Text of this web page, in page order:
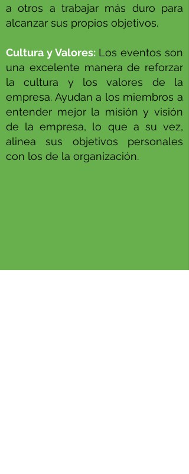
a otros a trabajar más duro para
alcanzar sus propios objetivos.
Cultura y Valores: Los eventos son
una excelente manera de reforzar
la cultura y los valores de la
empresa. Ayudan a los miembros a
entender mejor la misión y visión
de la empresa, lo que a su vez,
alinea sus objetivos personales
con los de la organización.